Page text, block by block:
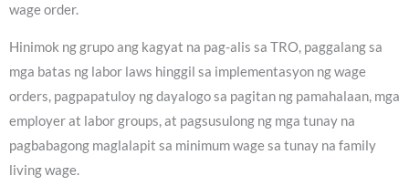
wage order.
Hinimok ng grupo ang kagyat na pag-alis sa TRO, paggalang sa
mga batas ng labor laws hinggil sa implementasyon ng wage
orders, pagpapatuloy ng dayalogo sa pagitan ng pamahalaan, mga
employer at labor groups, at pagsusulong ng mga tunay na
pagbabagong maglalapit sa minimum wage sa tunay na family
living wage.